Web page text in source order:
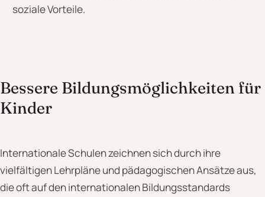
soziale Vorteile.
Bessere Bildungsmöglichkeiten für
Kinder
Internationale Schulen zeichnen sich durch ihre
vielfältigen Lehrpläne und pädagogischen Ansätze aus,
die oft auf den internationalen Bildungsstandards